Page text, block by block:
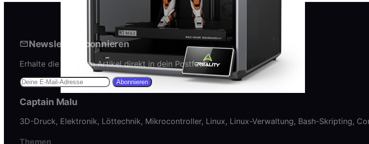
Newsletter abonnieren
Erhalte die neuesten Artikel direkt in dein Postfach.
Abonnieren
Captain Malu
3D-Druck, Elektronik, Löttechnik, Mikrocontroller, Linux, Linux-Verwaltung, Bash-Skripting,
Themen